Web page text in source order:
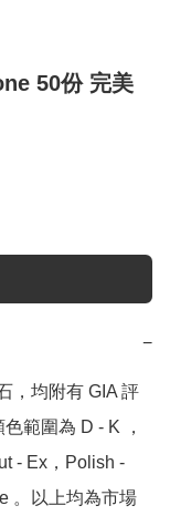
50份 完美
−
，均附有 GIA 評
範圍為 D - K ，
- Ex，Polish -
。以上均為市場